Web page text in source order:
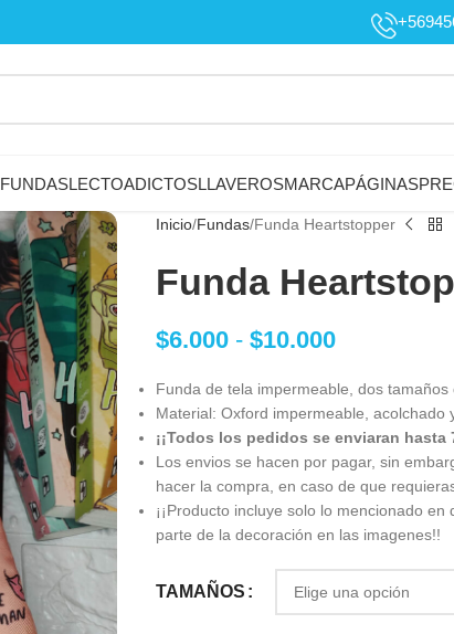
FUNDASLECTOADICTOSLLAVEROSMARCAPÁGINAS
Inicio Fundas Funda Heartstopper
Funda
$6.000 - $10.000
Funda de tela impermeable, dos tamaños
Material: Oxford impermeable, acolchado
¡¡Todos los pedidos se enviaran
Los envios se hacen por pagar, sin
hacer la compra, en caso de que
¡¡Producto incluye solo lo mencionado
parte de la decoración en las imagenes!!
TAMAÑOS